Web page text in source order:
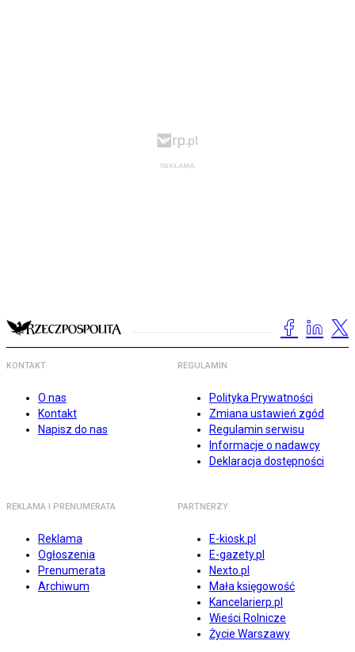
KONTAKT
O nas
Kontakt
Napisz do nas
REGULAMIN
Polityka Prywatności
Zmiana ustawień zgód
Regulamin serwisu
Informacje o nadawcy
Deklaracja dostępności
REKLAMA I PRENUMERATA
Reklama
Ogłoszenia
Prenumerata
Archiwum
PARTNERZY
E-kiosk.pl
E-gazety.pl
Nexto.pl
Mała księgowość
Kancelarierp.pl
Wieści Rolnicze
Życie Warszawy